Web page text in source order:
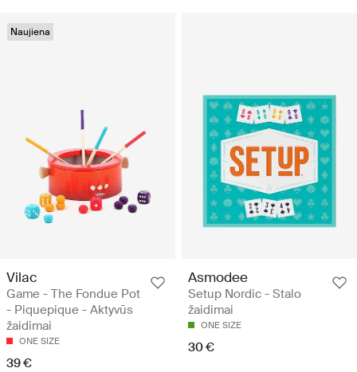
Naujiena
Vilac
Game - The Fondue Pot
- Piquepique - Aktyvūs
žaidimai
ONE SIZE
39 €
Asmodee
Setup Nordic - Stalo
žaidimai
ONE SIZE
30 €